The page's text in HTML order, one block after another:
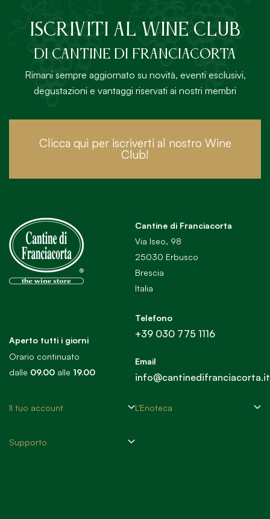
ISCRIVITI AL Wine Club
DI Cantine di Franciacorta
Rimani sempre aggiornato su novità, eventi esclusivi,
degustazioni e vantaggi riservati ai nostri membri
Clicca qui per iscriverti al nostro Wine
Club!
Aperto tutti i giorni
Orario continuato
dalle 09.00 alle 19.00
Cantine di Franciacorta
Via Iseo, 98
25030 Erbusco
Brescia
Italia
Telefono
+39 030 775 1116
Email
info@cantinedifranciacorta.it
Il tuo account L'Enoteca
Supporto